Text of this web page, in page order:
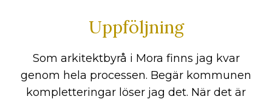
Uppföljning
Som arkitektbyrå i Mora finns jag kvar
genom hela processen. Begär kommunen
kompletteringar löser jag det. När det är